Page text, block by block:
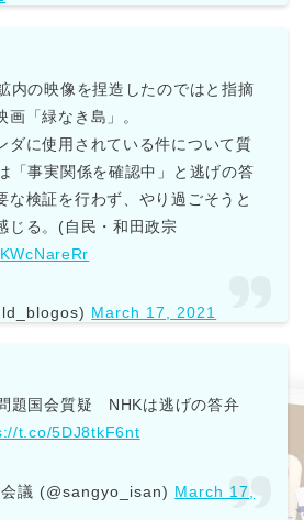
内の映像を捏造したのではと指摘
画「緑なき島」。
ダに使用されている件について質
「事実関係を確認中」と逃げの答
な検証を行わず、やり過ごそうと
じる。(自民・和田政宗
March 17, 2021
題国会質疑 NHKは逃げの答弁
t.co/5DJ8tkF6nt
議 (@sangyo_isan) March 17,